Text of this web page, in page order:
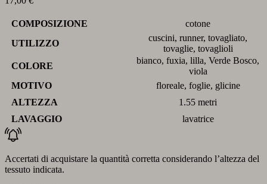
COMPOSIZIONE
cotone
UTILIZZO
cuscini, runner, tovagliato,
tovaglie, tovaglioli
COLORE
bianco, fuxia, lilla, Verde Bosco,
viola
MOTIVO
floreale, foglie, glicine
ALTEZZA
1.55 metri
LAVAGGIO
lavatrice
Accertati di acquistare la quantità corretta considerando l’altezza del
tessuto indicata.